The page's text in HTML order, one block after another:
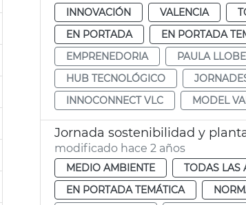
INNOVACIÓN VALENCIA
EN PORTADA
EN PORTADA
EMPRENEDORIA
PAULA
HUB TECNOLÓGICO
INNOCONNECT VLC
MODEL
Jornada sostenibilidad y
modificado hace 2 años
MEDIO AMBIENTE TODAS LAS
EN PORTADA TEMÁTICA